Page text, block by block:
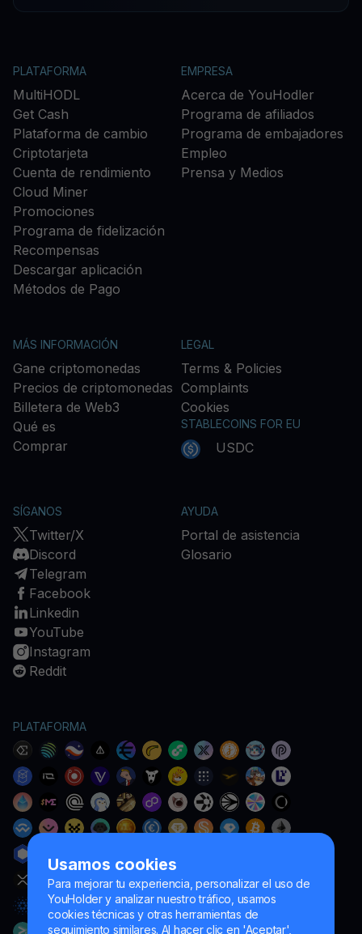
Usamos cookies
Para mejorar tu experiencia, personalizar el uso de
YouHolder y analizar nuestro tráfico, usamos
cookies técnicas y otras herramientas de
seguimiento similares. Al hacer clic en 'Aceptar',
PLATAFORMA
MultiHODL
Get Cash
Plataforma de cambio
Criptotarjeta
Cuenta de rendimiento
Cloud Miner
Promociones
Programa de fidelización
Recompensas
Descargar aplicación
Métodos de Pago
EMPRESA
Acerca de YouHodler
Programa de afiliados
Programa de embajadores
Empleo
Prensa y Medios
MÁS INFORMACIÓN
Gane criptomonedas
Precios de criptomonedas
Billetera de Web3
Qué es
Comprar
LEGAL
Terms & Policies
Complaints
Cookies
STABLECOINS FOR EU
USDC
SÍGANOS
Twitter/X
Discord
Telegram
Facebook
Linkedin
YouTube
Instagram
Reddit
AYUDA
Portal de asistencia
Glosario
PLATAFORMA